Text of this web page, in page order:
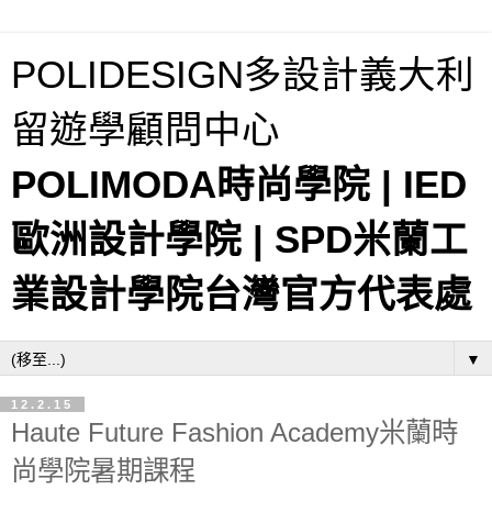
POLIDESIGN多設計義大利
留遊學顧問中心
POLIMODA時尚學院 | IED
歐洲設計學院 | SPD米蘭工
業設計學院台灣官方代表處
▼
12.2.15
Haute Future Fashion Academy米蘭時
尚學院暑期課程